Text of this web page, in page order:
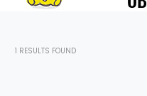
1 RESULTS FOUND